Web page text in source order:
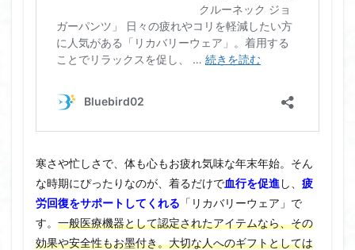
寒さや忙しさで、体も心もお疲れ気味な年末年始。そん
な時期にぴったりなのが、着るだけで血行を促進 し、 疲
労回復をサポートしてくれる 「リカバリーウェア」で
す。 一般医療機器として認定されたアイテムなら、その
効果や安全性もお墨付き。大切な人へのギフトとしては